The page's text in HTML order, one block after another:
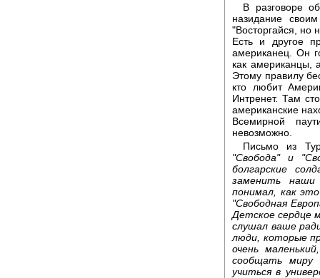
В разговоре
назидание
"Восторгайся, но
Есть и другое
американец. Он
как американцы,
Этому правилу
кто любит
Интренет. Там
американские
Всемирной
невозможно.
Письмо из
"Свобода" и
болгарские
заменить
понимал, как
"Свободная
Детское сердце
слушал ваше
люди, которые
очень
сообщать миру
учиться в